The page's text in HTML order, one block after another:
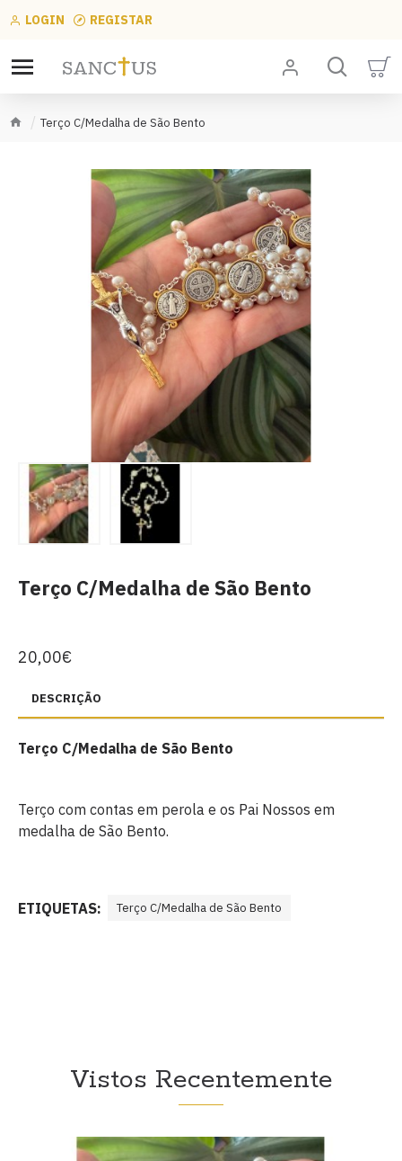
LOGIN REGISTAR
Terço C/Medalha de São Bento
Terço C/Medalha de São Bento
20,00€
DESCRIÇÃO
Terço C/Medalha de São Bento
Terço com contas em perola e os Pai Nossos em
medalha de São Bento.
ETIQUETAS: Terço C/Medalha de São Bento
Vistos Recentemente